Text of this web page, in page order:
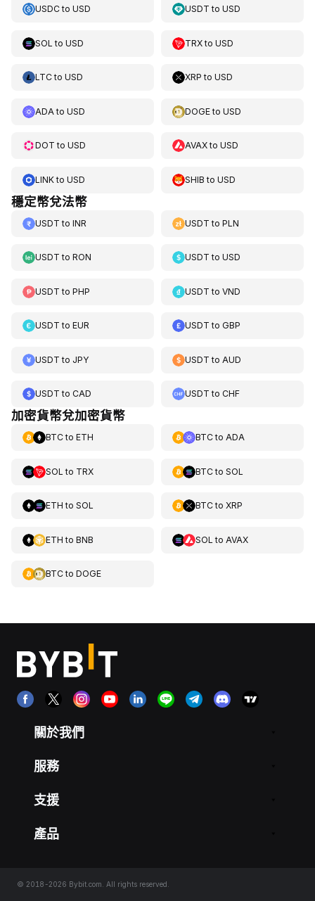
USDCto USD USDT toUSD
SOL to USD TRXtoUSD
LTCto USD XRP toUSD
ADA to USD DOGEtoUSD
DOT to USD AVAXtoUSD
LINKto USD SHIB toUSD
穩定幣兌法幣
USDT to INR USDT toPLN
USDT to RON USDT toUSD
USDT to PHP USDT toVND
USDT to EUR USDT toGBP
USDT to JPY USDT to AUD
USDT to CAD USDT toCHF
加密貨幣兌加密貨幣
BTCto ETH BTCto ADA
SOL to TRX BTCto SOL
ETH to SOL BTCto XRP
ETH to BNB SOL to AVAX
BTCto DOGE
關於我們
服務
支援
產品
© 2018-2026 Bybit.com. All rights reserved.